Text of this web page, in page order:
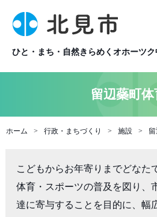
ひと・まち・自然きらめくオホーツ
留辺蘂町体
ホーム 行政・まちづくり 施設
こどもからお年寄りまでどなた
体育・スポーツの普及を図り、
達に寄与することを目的に、幅